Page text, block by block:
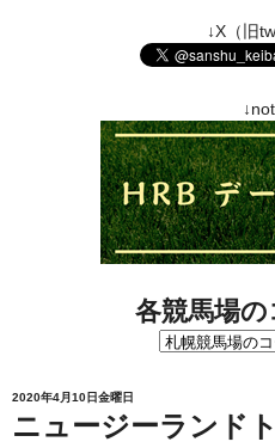
↓X（旧
各競馬場
2020年4月10日金曜日
ニュージーランド